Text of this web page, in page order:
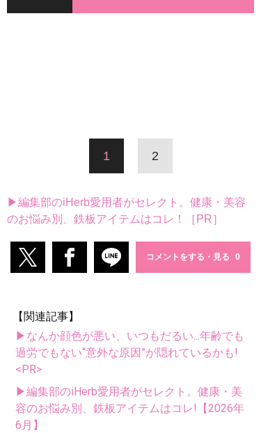
1 2
▶編集部のiHerb愛用者がセレクト。健康・美容
のお悩み別、鉄板アイテムはコレ！［PR］
コメントをする・見る
【関連記事】
▶なんか顔色が悪い、いつもだるい...年齢でも
過労でもない“意外な原因”が隠れているかも!
<PR>
▶編集部のiHerb愛用者がセレクト。健康・美
容のお悩み別、鉄板アイテムはコレ!【2026年
6月】